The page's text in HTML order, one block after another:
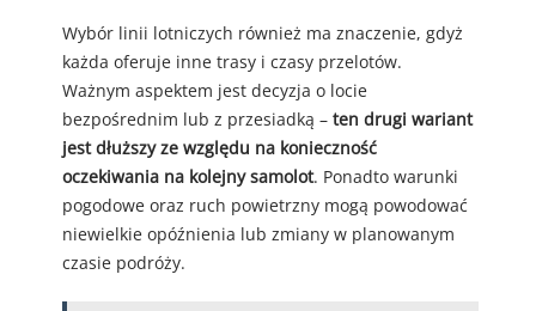
Wybór linii lotniczych również ma znaczenie, gdyż
każda oferuje inne trasy i czasy przelotów.
Ważnym aspektem jest decyzja o locie
bezpośrednim lub z przesiadką – ten drugi wariant
jest dłuższy ze względu na konieczność
oczekiwania na kolejny samolot. Ponadto warunki
pogodowe oraz ruch powietrzny mogą powodować
niewielkie opóźnienia lub zmiany w planowanym
czasie podróży.